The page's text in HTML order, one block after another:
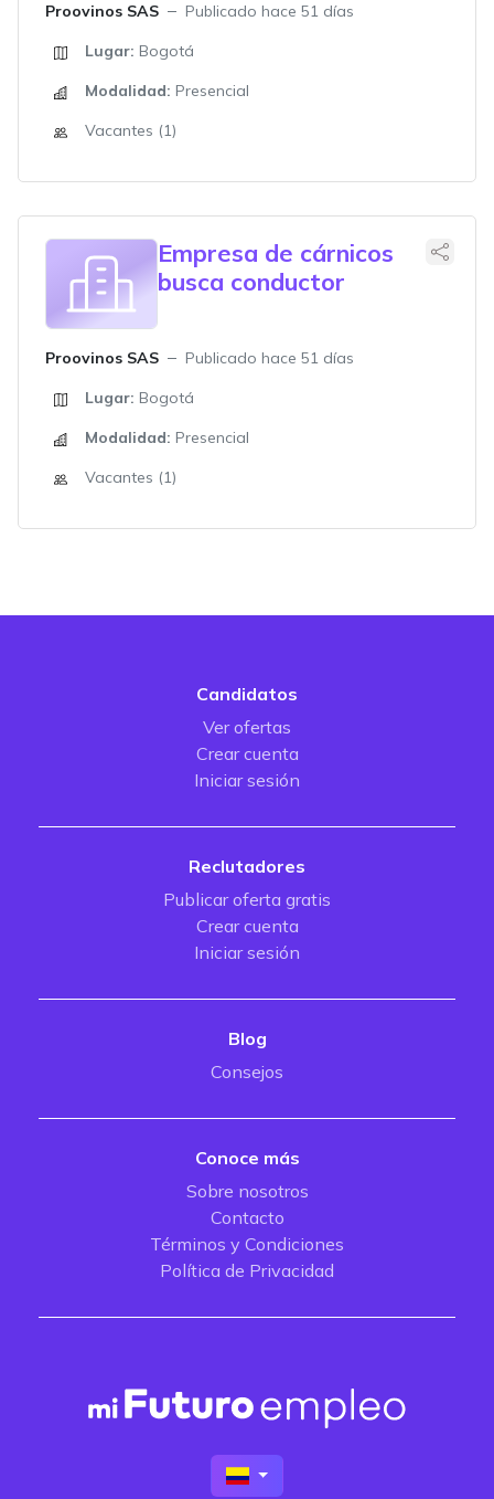
Proovinos SAS
Publicado hace 51 días
Lugar: Bogotá
Modalidad: Presencial
Vacantes (1)
Empresa de cárnicos
busca conductor
Proovinos SAS
Publicado hace 51 días
Lugar: Bogotá
Modalidad: Presencial
Vacantes (1)
Candidatos
Ver ofertas
Crear cuenta
Iniciar sesión
Reclutadores
Publicar oferta gratis
Crear cuenta
Iniciar sesión
Blog
Consejos
Conoce más
Sobre nosotros
Contacto
Términos y Condiciones
Política de Privacidad